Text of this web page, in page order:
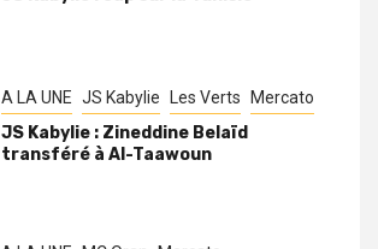
A LA UNE JS Kabylie Les Verts Mercato
JS Kabylie : Zineddine Belaïd
transféré à Al-Taawoun